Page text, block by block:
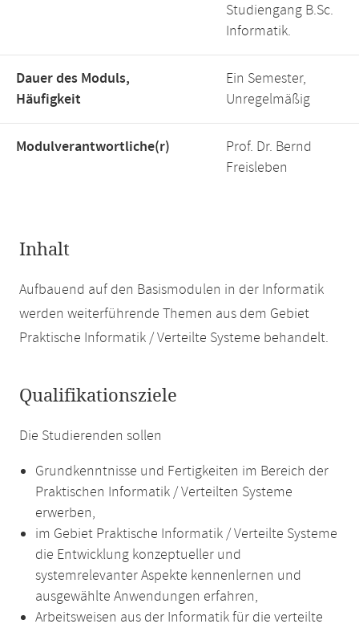
Studiengang B.Sc.
Informatik.
Dauer des Moduls,
Häufigkeit
Ein Semester,
Unregelmäßig
Modulverantwortliche(r)
Prof. Dr. Bernd
Freisleben
Inhalt
Aufbauend auf den Basismodulen in der Informatik
werden weiterführende Themen aus dem Gebiet
Praktische Informatik / Verteilte Systeme behandelt.
Qualifikationsziele
Die Studierenden sollen
Grundkenntnisse und Fertigkeiten im Bereich der
Praktischen Informatik / Verteilten Systeme
erwerben,
im Gebiet Praktische Informatik / Verteilte Systeme
die Entwicklung konzeptueller und
systemrelevanter Aspekte kennenlernen und
ausgewählte Anwendungen erfahren,
Arbeitsweisen aus der Informatik für die verteilte